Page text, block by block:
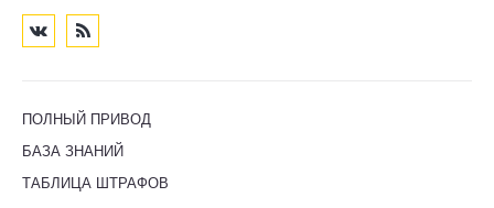
ПОЛНЫЙ ПРИВОД
БАЗА ЗНАНИЙ
ТАБЛИЦА ШТРАФОВ